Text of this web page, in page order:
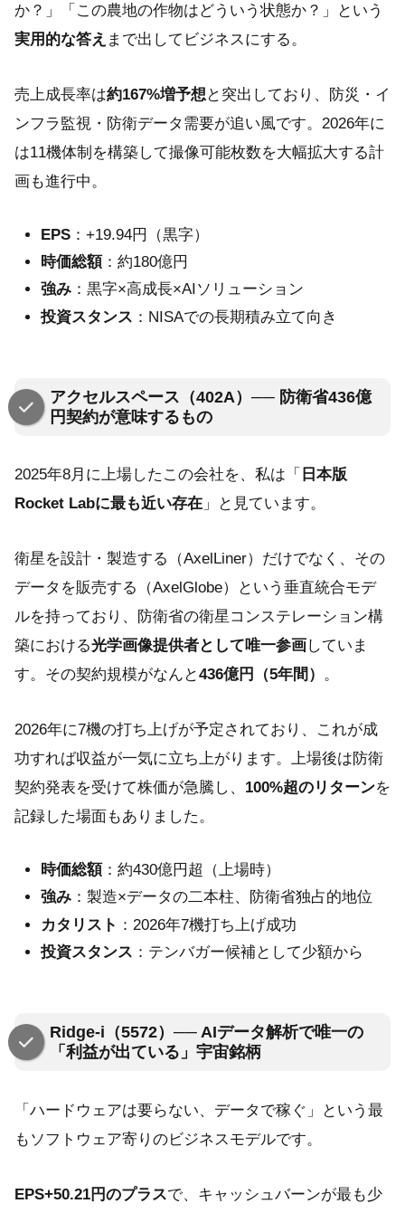
か？」「この農地の作物はどういう状態か？」という
実用的な答え まで出してビジネスにする。
売上成長率は約167%増予想 と突出しており、防災・イ
ンフラ監視・防衛データ需要が追い風です。2026年に
は11機体制を構築して撮像可能枚数を大幅拡大する計
画も進行中。
EPS ：+19.94円（黒字）
時価総額：約180億円
強み ：黒字×高成長×AIソリューション
投資スタンス ：NISAでの長期積み立て向き
アクセルスペース（402A）── 防衛省436億
円契約が意味するもの
2025年8月に上場したこの会社を、私は「 日本版
Rocket Labに最も近い存在 」と見ています。
衛星を設計・製造する（AxelLiner）だけでなく、その
データを販売する（AxelGlobe）という垂直統合モデ
ルを持っており、防衛省の衛星コンステレーション構
築における光学画像提供者として唯一参画 していま
す。その契約規模がなんと436億円（5年間） 。
2026年に7機の打ち上げが予定されており、これが成
功すれば収益が一気に立ち上がります。上場後は防衛
契約発表を受けて株価が急騰し、 100%超のリターンを
記録した場面もありました。
時価総額：約430億円超（上場時）
強み ：製造×データの二本柱、防衛省独占的地位
カタリスト ：2026年7機打ち上げ成功
投資スタンス ：テンバガー候補として少額から
Ridge-i（5572）── AIデータ解析で唯一の
「利益が出ている」宇宙銘柄
「ハードウェアは要らない、データで稼ぐ」という最
もソフトウェア寄りのビジネスモデルです。
EPS+50.21円のプラスで、キャッシュバーンが最も少